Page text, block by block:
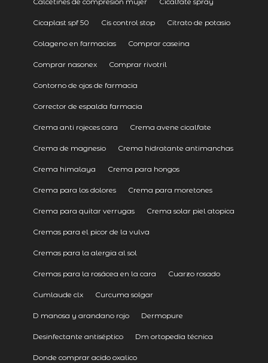
Cicaplast spf 50 Cis control stop Citrato de potasio
Colageno en farmacias Comprar caseina
Comprar nasonex Comprar rivotril
Contorno de ojos de farmacia
Corrector de espalda farmacia
Crema anti rojeces cara Crema avene cicalfate
Crema de magnesio Crema hidratante antimanchas
Crema himalaya Crema para hongos
Crema para los dolores Crema para moretones
Crema para quitar verrugas Crema solar piel atopica
Cremas para el picor de la vulva
Cremas para la alergia al sol
Cremas para la rosácea en la cara Cuarzo rosado
Cumlaude clx Curcuma solgar
D manosa y arandano rojo Dermopure
Desinfectante antiséptico Dm ortopedia técnica
Donde comprar acido oxalico